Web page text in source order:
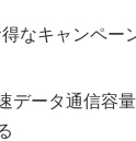
なキャンペー
データ通信容